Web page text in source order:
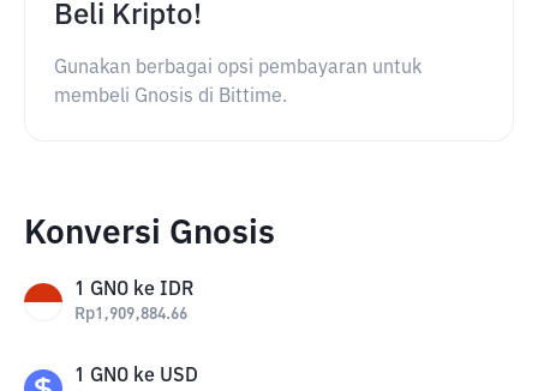
Beli Kripto!
Gunakan berbagai opsi pembayaran untuk
membeli Gnosis di Bittime.
Konversi Gnosis
1 GNO ke IDR
Rp1,909,884.66
1 GNO ke USD